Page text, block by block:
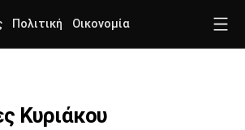
Πολιτική Οικονομία
Κυριάκου